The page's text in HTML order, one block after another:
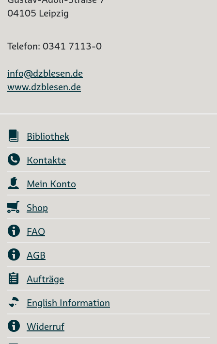
04105 Leipzig
Telefon: 0341 7113-0
info@dzblesen.de
www.dzblesen.de
Bibliothek
Kontakte
Mein Konto
Shop
FAQ
AGB
Aufträge
English Information
Widerruf